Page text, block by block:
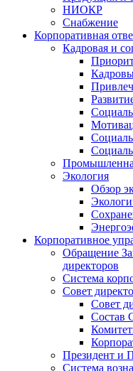
НИОКР
Снабжение
Корпоративная
Кадровая и
Экология
Обзор
Корпоративное
Обращение
директоров
Система
Совет
Совет
Состав
Президент и
Система